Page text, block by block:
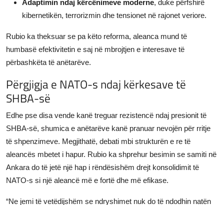
Adaptimin ndaj kërcënimeve moderne, duke përfshirë
kibernetikën, terrorizmin dhe tensionet në rajonet veriore.
Rubio ka theksuar se pa këto reforma, aleanca mund të
humbasë efektivitetin e saj në mbrojtjen e interesave të
përbashkëta të anëtarëve.
Përgjigja e NATO-s ndaj kërkesave të
SHBA-së
Edhe pse disa vende kanë treguar rezistencë ndaj presionit të
SHBA-së, shumica e anëtarëve kanë pranuar nevojën për rritje
të shpenzimeve. Megjithatë, debati mbi strukturën e re të
aleancës mbetet i hapur. Rubio ka shprehur besimin se samiti në
Ankara do të jetë një hap i rëndësishëm drejt konsolidimit të
NATO-s si një aleancë më e fortë dhe më efikase.
“Ne jemi të vetëdijshëm se ndryshimet nuk do të ndodhin natën